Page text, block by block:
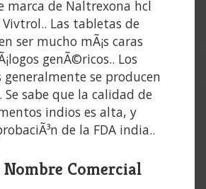
marca de Naltrexona hcl
Vivtrol.. Las tabletas de
ser mucho mÃ¡s caras
genÃ©ricos.. Los
generalmente se producen
Se sabe que la calidad de
indios es alta, y
de la FDA india..
Comercial